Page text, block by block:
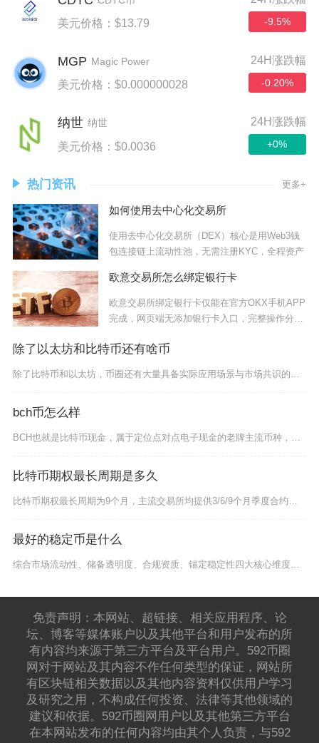
美元价格：$13.79 -9.5%
MGP Magic Power
美元价格：$0.000000028
24H涨跌幅
-0.20%
纳世 纳世
美元价格：$0.0036
24H涨跌幅
+0%
热门资讯 更多+
如何使用去中心化交易所
使用去中心化交易所（DEX）核心是用Web3钱
包连接链上流动性池，无需注册KYC，全程资产
欧意交易所怎么绑定银行卡
欧意交易所绑定银行卡仅能在官方OKX手机APP
完成，网页端无添加银行卡入口，完整操作分为
除了以太坊和比特币还有啥币
除了比特币和以太坊，币圈还有大量具备实际应用场景与市场共识的主流及潜力币种，涵盖公链、稳定
bch币怎么样
BCH也就是比特币现金，属于定位点对点电子现金的老牌主流币种，具备扎实的底层技术框架和稳定
比特币期权最长周期是多久
比特币期权最长周期为9个月，主流交易所均提供3/6/9个月季度合约，美国现货ETF期权最长
最好的稳定币是什么
综合市场流动性、储备透明度、合规资质、锚定稳定性四大核心维度，没有绝对万能的稳定币，分场景
免责声明：本网站、超链接、相关应用程序、论
坛、博客等媒体账户以及其他平台和用户发布的所
有内容均来源于第三方平台及平台用户。592币圈
网对于网站及其内容不作任何类型的保证，网站所
有区块链相关数据以及其他内容资料仅供用户学习
及研究之用，不构成任何投资、法律等其他领域的
建议和依据。592币圈网用户以及其他第三方平台
在本网站发布的任何内容均由其个人负责，与592